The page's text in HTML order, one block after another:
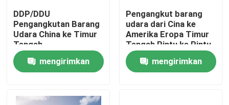
Rumah
Produk
Video
DDP/DDU
Pengangkutan Barang
Udara China ke Timur
Tengah
mengirimkan
Pengangkut barang
udara dari Cina ke
Amerika Eropa Timur
Tengah Pintu ke Pintu
mengirimkan